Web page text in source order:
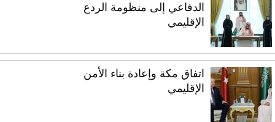
الدفاعي إلى منظومة الردع
الإقليمي
اتفاق مكة وإعادة بناء الأمن
الإقليمي